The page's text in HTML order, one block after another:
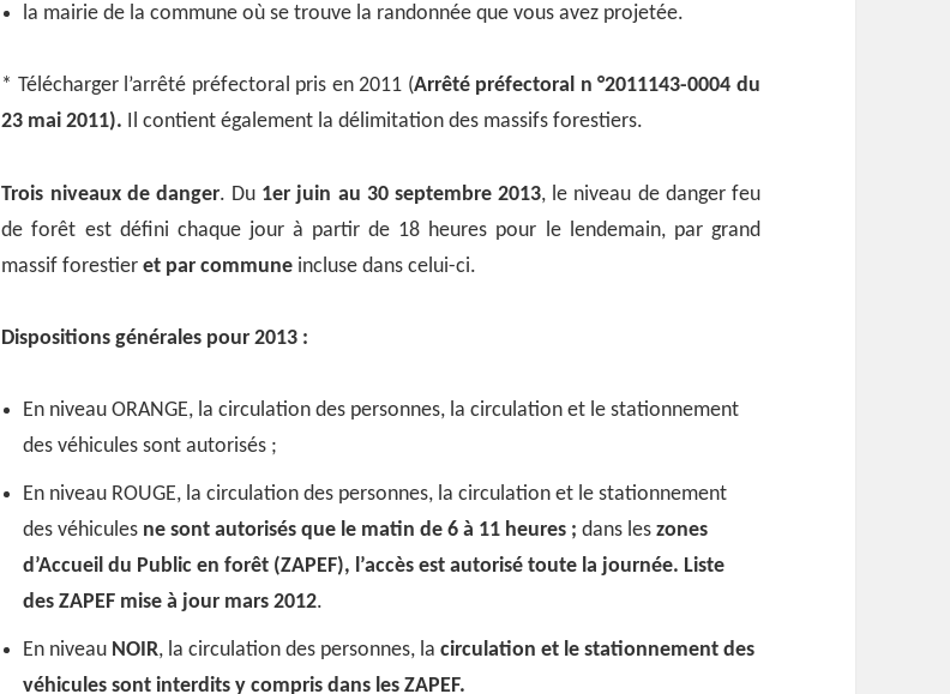
la mairie de la commune où se trouve la randonnée que vous avez projetée.
* Télécharger l’arrêté préfectoral pris en 2011 (Arrêté préfectoral n °2011143-0004 du
23 mai 2011). Il contient également la délimitation des massifs forestiers.
Trois niveaux de danger. Du 1er juin au 30 septembre 2013, le niveau de danger feu
de forêt est défini chaque jour à partir de 18 heures pour le lendemain, par grand
massif forestieret par commune incluse dans celui-ci.
Dispositions générales pour 2013 :
En niveau ORANGE, la circulation des personnes, la circulation et le stationnement
des véhicules sont autorisés ;
En niveau ROUGE, la circulation des personnes, la circulation et le stationnement
des véhicules ne sont autorisés que le matin de 6 à 11 heures ;dans leszones
d’Accueil du Public en forêt (ZAPEF), l’accès est autorisé toute la journée. Liste
des ZAPEF mise à jour mars 2012.
En niveau NOIR, la circulation des personnes, lacirculation et le stationnement des
véhicules sont interdits y compris dans les ZAPEF.